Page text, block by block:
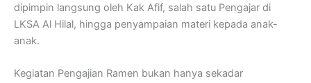
dipimpin langsung oleh Kak Afif, salah satu Pengajar di
LKSA Al Hilal, hingga penyampaian materi kepada anak-
anak.
Kegiatan Pengajian Ramen bukan hanya sekadar